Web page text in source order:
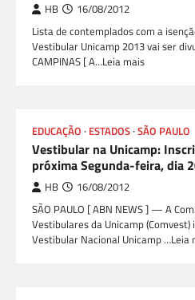
HB 16/08/2012
Lista de contemplados com a
Vestibular Unicamp 2013 vai ser
CAMPINAS [ A…Leia mais
EDUCAÇÃO ESTADOS SÃO PAULO
Vestibular na Unicamp:
próxima Segunda-feira, dia
HB 16/08/2012
SÃO PAULO [ ABN NEWS ] — A
Vestibulares da Unicamp
Vestibular Nacional Unicamp …Leia